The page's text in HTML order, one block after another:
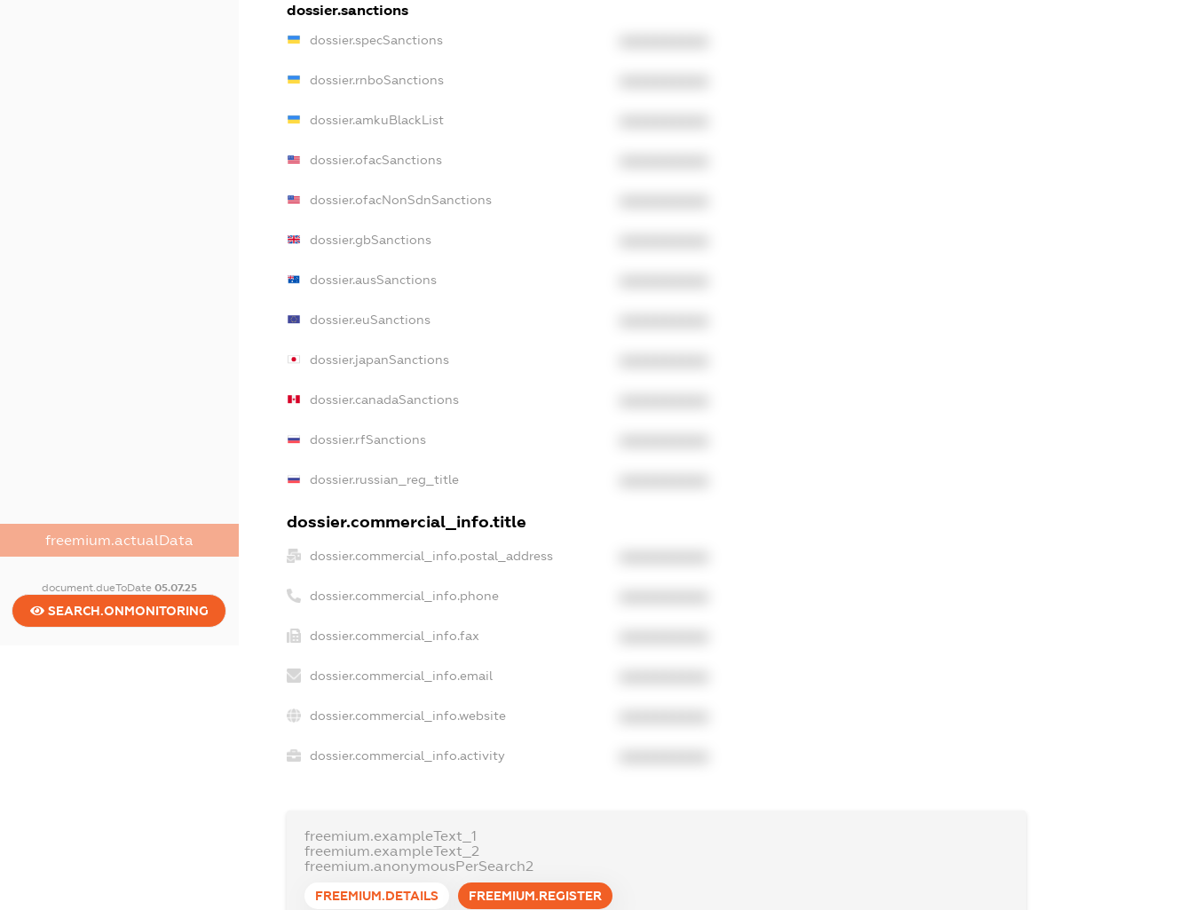
freemium.actualData
document.dueToDate 05.07.25
SEARCH.ONMONITORING
dossier.sanctions
dossier.specSanctions
dossier.rnboSanctions
dossier.amkuBlackList
dossier.ofacSanctions
dossier.ofacNonSdnSanctions
dossier.gbSanctions
dossier.ausSanctions
dossier.euSanctions
dossier.japanSanctions
dossier.canadaSanctions
dossier.rfSanctions
dossier.russian_reg_title
dossier.commercial_info.title
dossier.commercial_info.postal_address
dossier.commercial_info.phone
dossier.commercial_info.fax
dossier.commercial_info.email
dossier.commercial_info.website
dossier.commercial_info.activity
freemium.exampleText_1
freemium.exampleText_2
freemium.anonymousPerSearch2
FREEMIUM.DETAILS FREEMIUM.REGISTER